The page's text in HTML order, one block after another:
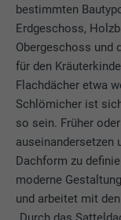
bestimmten
Erdgeschoss,
Obergeschoss und
für den
Flachdächer etwa
Schlömicher ist
so sein. Früher
auseinandersetzen
Dachform zu
moderne
und arbeitet mit